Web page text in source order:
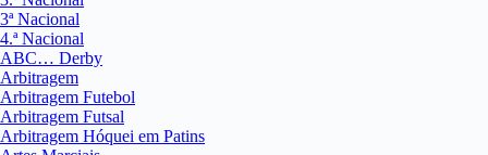
3ª Nacional
4.ª Nacional
ABC… Derby
Arbitragem
Arbitragem Futebol
Arbitragem Futsal
Arbitragem Hóquei em Patins